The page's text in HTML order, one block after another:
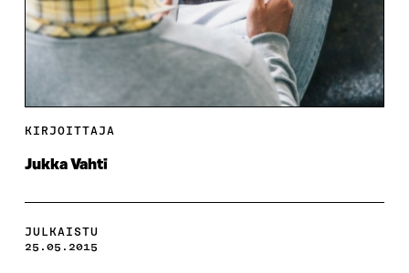
KIRJOITTAJA
Jukka Vahti
JULKAISTU
25.05.2015